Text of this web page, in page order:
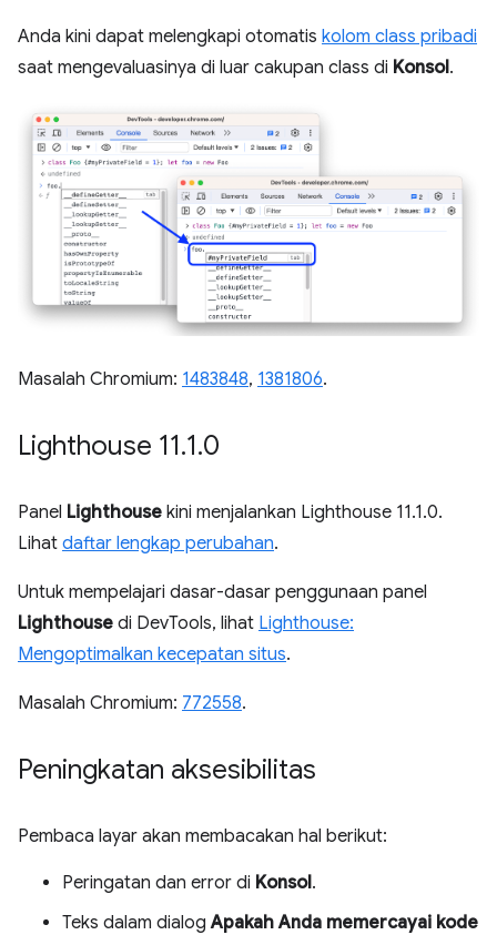
Anda kini dapat melengkapi otomatis kolom class pribadi
saat mengevaluasinya di luar cakupan class di Konsol.
Masalah Chromium: 1483848, 1381806.
Lighthouse 11.1.0
Panel Lighthouse kini menjalankan Lighthouse 11.1.0.
Lihat daftar lengkap perubahan.
Untuk mempelajari dasar-dasar penggunaan panel
Lighthouse di DevTools, lihat Lighthouse:
Mengoptimalkan kecepatan situs.
Masalah Chromium: 772558.
Peningkatan aksesibilitas
Pembaca layar akan membacakan hal berikut:
Peringatan dan error di Konsol.
Teks dalam dialogApakah Anda memercayai kode